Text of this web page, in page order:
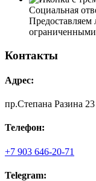
Социальная
Предоставляем
Контакты
Адрес:
пр.Степана Разина 23
Телефон:
+7 903 646-20-71
Telegram: